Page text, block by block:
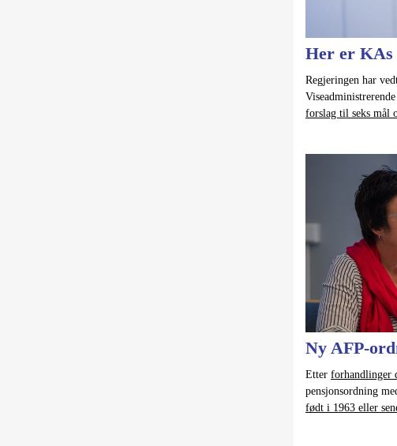
Her er KAs
Regjeringen har
forslag til seks mål
Ny AFP-
Etter forhandlinger
pensjonsordning
født i 1963 eller